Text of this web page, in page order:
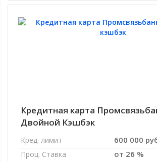
Кредитная карта
Двойной Кэшбэк
Кред. лимит 600 000
Проц. Ставка от 26 %